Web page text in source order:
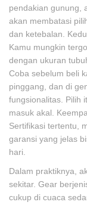
pendakian gunung,
akan membatasi
dan ketebalan.
Kamu mungkin
dengan ukuran
Coba sebelum beli
pinggang, dan di
fungsionalitas. Pilih
masuk akal.
Sertifikasi tertentu,
garansi yang jelas
hari.
Dalam praktiknya,
sekitar. Gear
cukup di cuaca